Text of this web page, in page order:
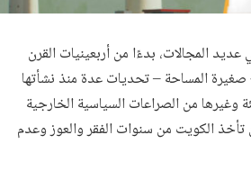
المجالات، بدءًا من أربعينيات القرن
صغيرة المساحة – تحديات عدة منذ نشأتها
من الصراعات السياسية الخارجية
تأخذ الكويت من سنوات الفقر والعوز وعدم